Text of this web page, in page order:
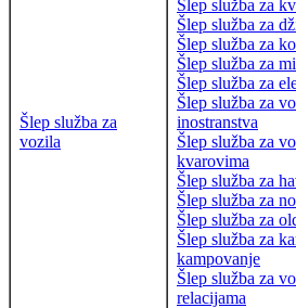
Šlep služba za
vozila
Šlep služba za
Šlep služba za
Šlep služba za
Šlep služba za
Šlep služba za
Šlep služba za
inostranstva
Šlep služba za
kvarovima
Šlep služba za
Šlep služba za
Šlep služba za
Šlep služba za
kampovanje
Šlep služba za
relacijama